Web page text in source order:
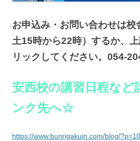
お申込み・お問い合わせは校
土15時から22時）するか、
リックしてください。054-
安西校の講習日程など
ンク先へ☆
https://www.bunrigakuin.com/blog/